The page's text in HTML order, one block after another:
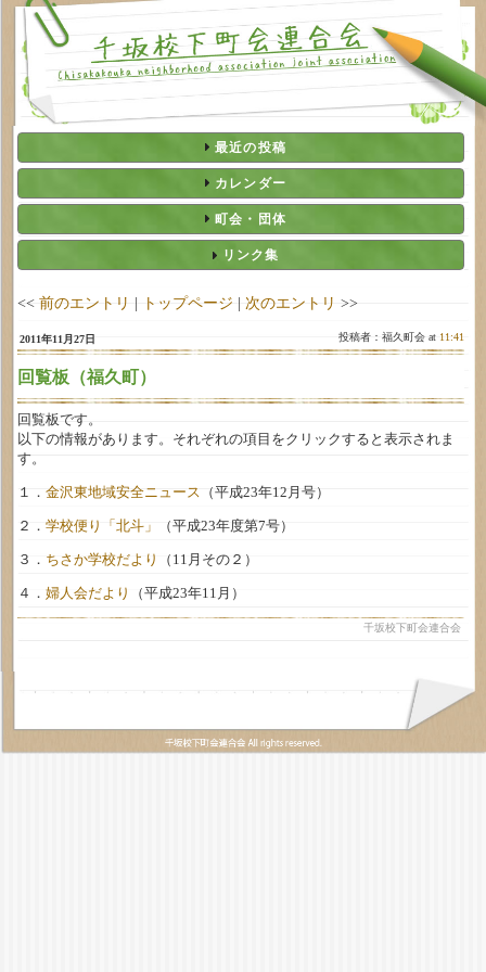
最近の投稿
カレンダー
町会・団体
リンク集
<< 前のエントリ | トップページ | 次のエントリ >>
2011年11月27日 投稿者：福久町会 at 11:41
回覧板（福久町）
回覧板です。
以下の情報があります。それぞれの項目をクリックすると表示されま
す。
１． 金沢東地域安全ニュース （平成23年12月号）
２． 学校便り「北斗」 （平成23年度第7号）
３． ちさか学校だより （11月その２）
４． 婦人会だより （平成23年11月）
千坂校下町会連合会